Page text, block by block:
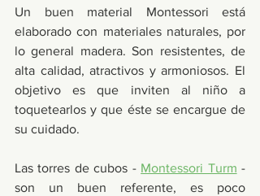
Un buen material Montessori está
elaborado con materiales naturales, por
lo general madera. Son resistentes, de
alta calidad, atractivos y armoniosos. El
objetivo es que inviten al niño a
toquetearlos y que éste se encargue de
su cuidado.
Las torres de cubos - Montessori Turm -
son un buen referente, es poco